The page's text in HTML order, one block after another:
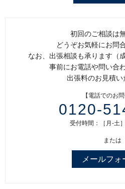
初回のご相談は
どうぞお気軽にお問
なお、出張相談も承ります（
事前にお電話や問い合
出張料のお見積い
【電話でのお問
0120-
受付時間：［月-土
または
メールフォ